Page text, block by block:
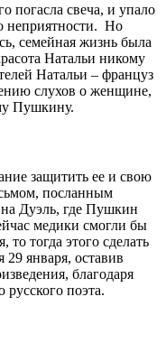
погасла свеча, и упало
неприятности. Но
семейная жизнь была
Натальи никому
Натальи – француз
слухов о женщине,
Пушкину.
защитить ее и свою
посланным
Дуэль, где Пушкин
медики смогли бы
то тогда этого сделать
января, оставив
благодаря
поэта.